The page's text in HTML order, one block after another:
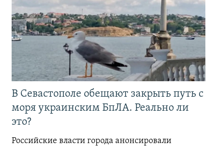
В Севастополе обещают закрыть путь с
моря украинским БпЛА. Реально ли
это?
Российские власти города анонсировали